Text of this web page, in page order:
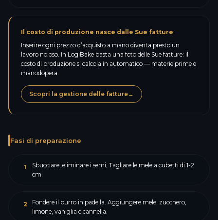
Il costo di produzione nasce dalle Sue fatture
Inserire ogni prezzo d’acquisto a mano diventa presto un
lavoro noioso. In LogiBake basta una foto delle Sue fatture: il
costo di produzione si calcola in automatico — materie prime e
manodopera.
Scopri la gestione delle fatture→
Fasi di preparazione
1
Sbucciare, eliminare i semi, Tagliare le mele a cubetti di 1-2
cm.
2
Fondere il burro in padella. Aggiungere mele, zucchero,
limone, vaniglia e cannella.